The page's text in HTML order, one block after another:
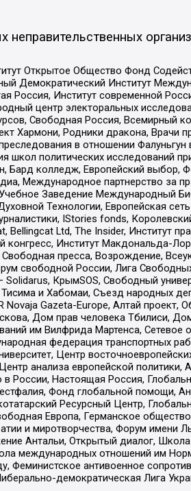
Открытое Общество Фонд
Демократический Институт
Россия, Институт современной
центр электоральных
Свободная Россия, Всемирный
Родники дракона, Врачи
в отношении
школ политических исследований
Бард колледж, Европейский
Международное партнерство за
Заведение Международный
Технологии, Европейская
IStories fonds,
Bellingcat Ltd, The Insider, Институт
конгресс, Институт Макдональда-
пресса, Возрождение,
свободной России, Лига
КрымSOS, Свободный
и Хабомаи, Съезд народных
Novaja Gazeta-Europe, Алтай
Дом прав человека Тбилиси,
им Вилфрида Мартенса,
федерация транспортных
Центр
анализа европейской
Настоящая Россия,
Фонд глобальной помощи,
Ресурсный Центр,
Европа, Германское
и миротворчества, Форум имени
Антальи, Открытый диалог,
международных отношений им
антивоенное
демократическая Лига